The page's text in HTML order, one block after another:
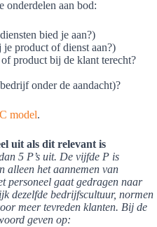
onderdelen aan bod:
bied je aan?)
product of dienst aan?)
product bij de klant terecht?
onder de aandacht)?
model.
uit als dit relevant is
5 P’s uit. De vijfde P is
alleen het aannemen van
personeel gaat gedragen naar
dezelfde bedrijfscultuur, normen
meer tevreden klanten. Bij de
geven op: